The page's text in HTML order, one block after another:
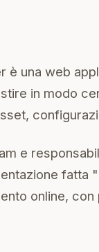
è una web
in modo
e
fatta
online,